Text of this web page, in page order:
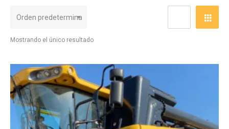
Mostrando el único resultado